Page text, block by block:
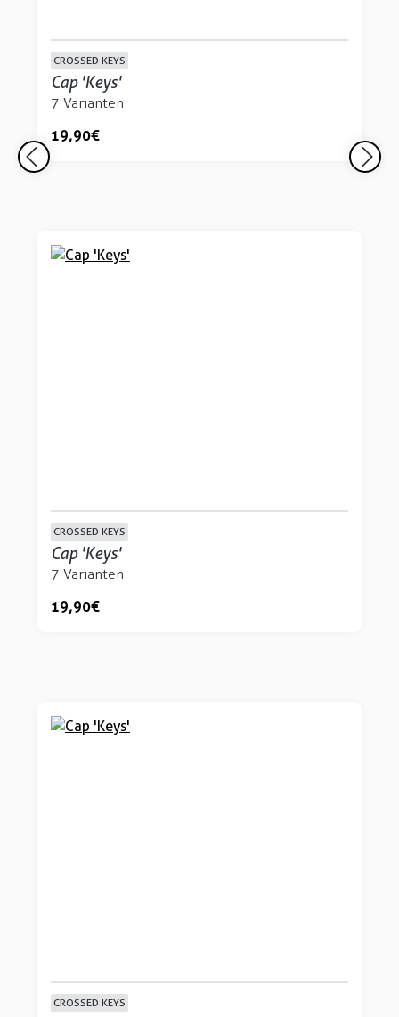
CROSSED KEYS
Cap 'Keys'
7 Varianten
19,90 €
CROSSED KEYS
Cap 'Keys'
7 Varianten
19,90 €
CROSSED KEYS